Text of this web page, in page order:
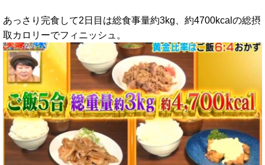
あっさり完食して2日目は総食事量約3kg、約4700kcalの総摂
取カロリーでフィニッシュ。